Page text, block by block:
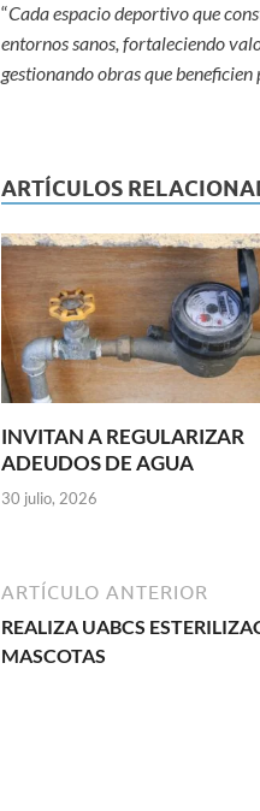
“Cada espacio deportivo que
entornos sanos, fortaleciendo
gestionando obras que
ARTÍCULOS
INVITAN A REGULARIZAR
ADEUDOS DE AGUA
30 julio, 2026
ARTÍCULO ANTERIOR
REALIZA UABCS
MASCOTAS